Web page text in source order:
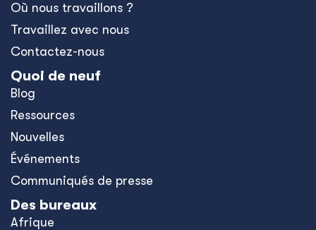
Où nous travaillons ?
Travaillez avec nous
Contactez-nous
Quoi de neuf
Blog
Ressources
Nouvelles
Événements
Communiqués de presse
Des bureaux
Afrique